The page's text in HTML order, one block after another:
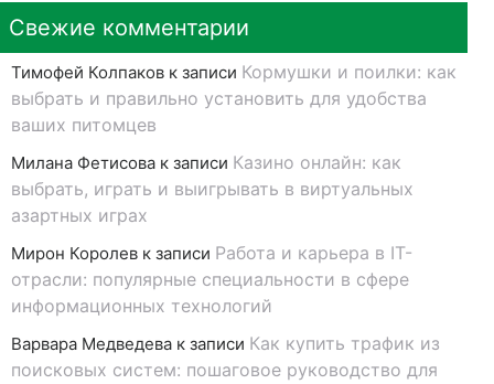
Свежие комментарии
Тимофей Колпаков к записи Кормушки и поилки: как
выбрать и правильно установить для удобства
ваших питомцев
Милана Фетисова к записи Казино онлайн: как
выбрать, играть и выигрывать в виртуальных
азартных играх
Мирон Королев к записи Работа и карьера в IT-
отрасли: популярные специальности в сфере
информационных технологий
Варвара Медведева к записи Как купить трафик из
поисковых систем: пошаговое руководство для